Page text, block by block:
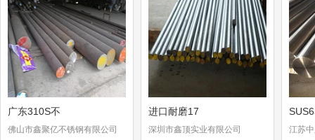
广东310S不
佛山市鑫聚亿不锈钢有限公司
进口耐磨17
深圳市鑫顶实业有限公司 江苏